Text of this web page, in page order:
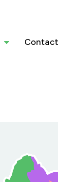
Contact